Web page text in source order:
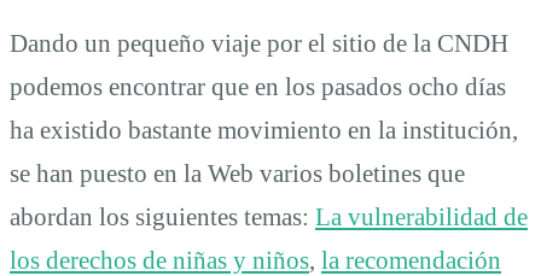
Dando un pequeño viaje por el sitio de la CNDH
podemos encontrar que en los pasados ocho días
ha existido bastante movimiento en la institución,
se han puesto en la Web varios boletines que
abordan los siguientes temas: La vulnerabilidad de
los derechos de niñas y niños, la recomendación